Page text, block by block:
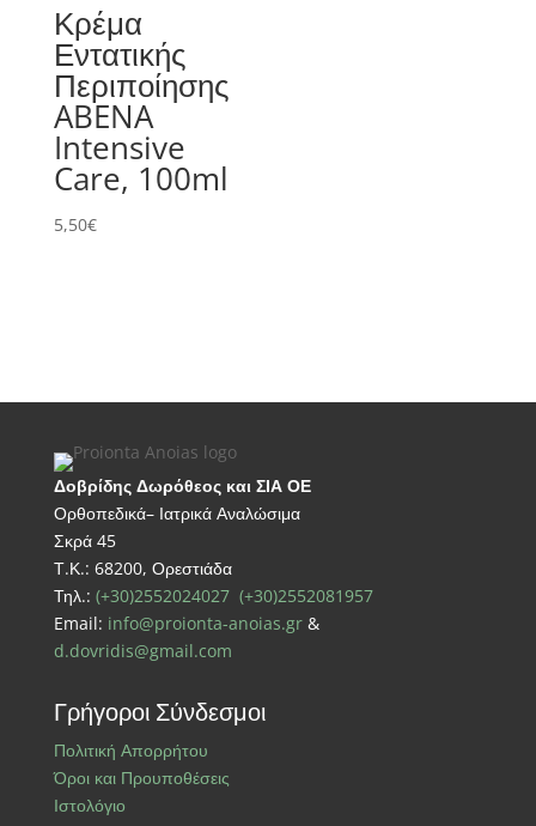
Κρέμα
Εντατικής
Περιποίησης
ABENA
Intensive
Care, 100ml
5,50€
Δοβρίδης Δωρόθεος και ΣΙΑ ΟΕ
Ορθοπεδικά– Ιατρικά Αναλώσιμα
Σκρά 45
Τ.Κ.: 68200, Ορεστιάδα
Τηλ.: (+30)2552024027 (+30)2552081957
Email: info@proionta-anoias.gr&
d.dovridis@gmail.com
Γρήγοροι Σύνδεσμοι
Πολιτική Απορρήτου
Όροι και Προυποθέσεις
Ιστολόγιο